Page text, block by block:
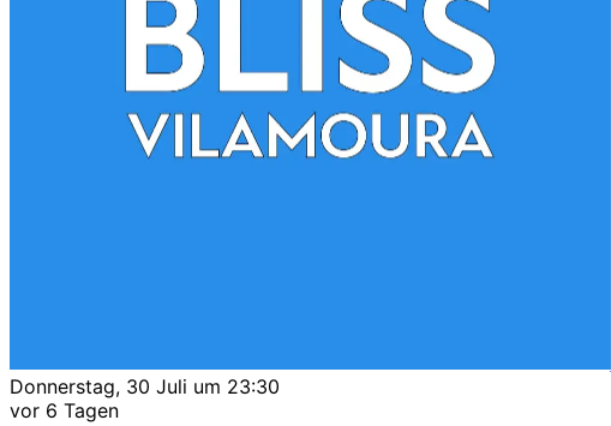
Donnerstag, 30 Juli um 23:30
vor 6 Tagen